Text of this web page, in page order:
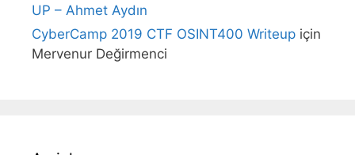
UP – Ahmet Aydın
CyberCamp 2019 CTF OSINT400 Writeup için
Mervenur Değirmenci